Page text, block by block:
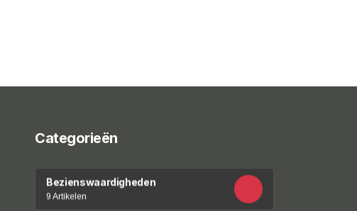
Categorieën
Bezienswaardigheden
9 Artikelen